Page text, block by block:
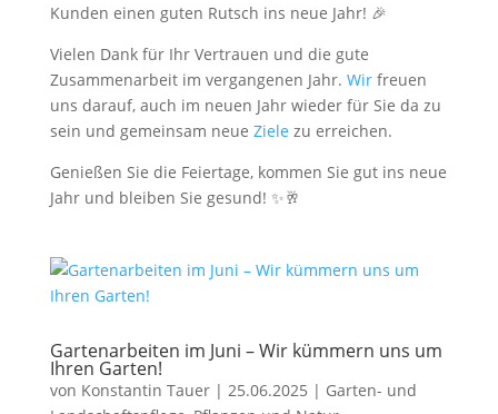
Kunden einen guten Rutsch ins neue Jahr! 🎉
Vielen Dank für Ihr Vertrauen und die gute
Zusammenarbeit im vergangenen Jahr. Wirfreuen
uns darauf, auch im neuen Jahr wieder für Sie da zu
sein und gemeinsam neue Ziele zu erreichen.
Genießen Sie die Feiertage, kommen Sie gut ins neue
Jahr und bleiben Sie gesund! ✨🥂
Gartenarbeiten im Juni – Wir kümmern uns um
Ihren Garten!
von Konstantin Tauer| 25.06.2025 | Garten- und